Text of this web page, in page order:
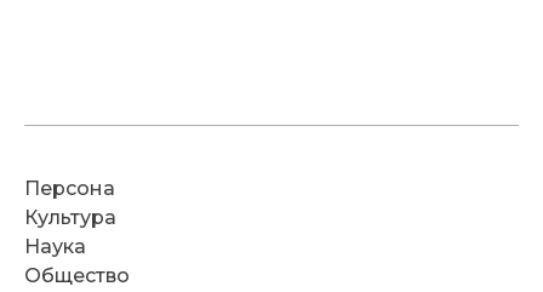
Персона
Культура
Наука
Общество